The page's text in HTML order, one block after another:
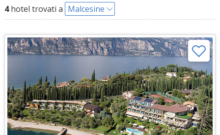
4hotel trovati a Malcesine